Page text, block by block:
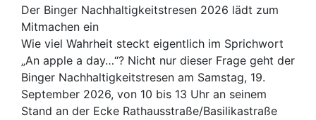
Der Binger Nachhaltigkeitstresen 2026 lädt zum
Mitmachen ein
Wie viel Wahrheit steckt eigentlich im Sprichwort
„An apple a day…“? Nicht nur dieser Frage geht der
Binger Nachhaltigkeitstresen am Samstag, 19.
September 2026, von 10 bis 13 Uhr an seinem
Stand an der Ecke Rathausstraße/Basilikastraße